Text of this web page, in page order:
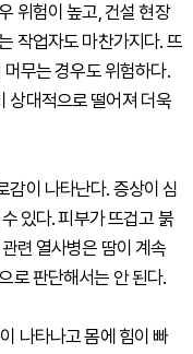
위험이 높고, 건설 현장
작업자도 마찬가지다. 뜨
무는 경우도 위험하다.
상대적으로 떨어져 더욱
감이 나타난다. 증상이 심
있다. 피부가 뜨겁고 붉
련 열사병은 땀이 계속
로 판단해서는 안 된다.
나타나고 몸에 힘이 빠